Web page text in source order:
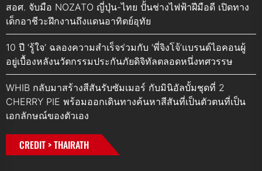
สอศ. จับมือ NOZATO ญี่ปุ่น-ไทย ปั้นช่างไฟฟ้าฝีมือดี เปิดทาง
เด็กอาชีวะฝึกงานถึงแดนอาทิตย์อุทัย
10 ปี ‘รู้ใจ’ ฉลองความสำเร็จร่วมกับ ‘พี่จิงโจ้’แบรนด์ไอคอนผู้
อยู่เบื้องหลังนวัตกรรมประกันภัยดิจิทัลตลอดหนึ่งทศวรรษ
WHIB กลับมาสร้างสีสันรับซัมเมอร์ กับมินิอัลบั้มชุดที่ 2
CHERRY PIE พร้อมออกเดินทางค้นหาสีสันที่เป็นตัวตนที่เป็น
เอกลักษณ์ของตัวเอง
CREDIT > THAIRATH